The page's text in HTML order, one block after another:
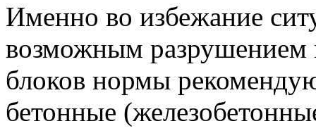
Именно во избежание
возможным разрушением
блоков нормы
бетонные